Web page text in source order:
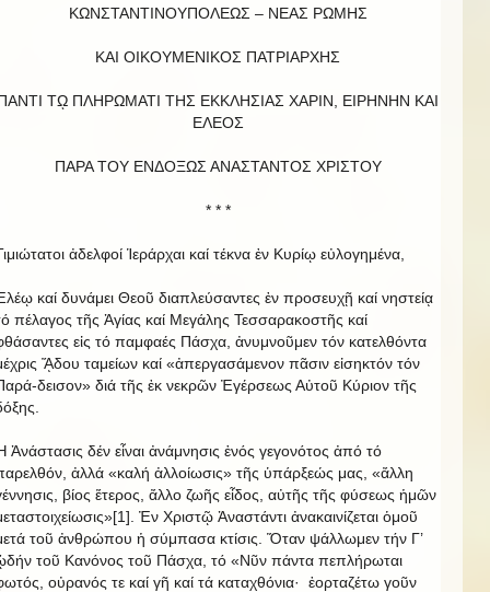
ΚΩΝΣΤΑΝΤΙΝΟΥΠΟΛΕΩΣ – ΝΕΑΣ ΡΩΜΗΣ
ΚΑΙ ΟΙΚΟΥΜΕΝΙΚΟΣ ΠΑΤΡΙΑΡΧΗΣ
Τῼ ΠΛΗΡΩΜΑΤΙ ΤΗΣ ΕΚΚΛΗΣΙΑΣ ΧΑΡΙΝ, ΕΙΡΗΝΗΝ ΚΑΙ
EΛΕΟΣ
ΠΑΡΑ ΤΟΥ ΕΝΔΟΞΩΣ ΑΝΑΣΤΑΝΤΟΣ ΧΡΙΣΤΟΥ
* * *
ἀδελφοί Ἱεράρχαι καί τέκνα ἐν Κυρίῳ εὐλογημένα,
καί δυνάμει Θεοῦ διαπλεύσαντες ἐν προσευχῇ καί νηστείᾳ
πέλαγος τῆς Ἁγίας καί Μεγάλης Τεσσαρακοστῆς καί
εἰς τό παμφαές Πάσχα, ἀνυμνοῦμεν τόν κατελθόντα
ᾍδου ταμείων καί «ἀπεργασάμενον πᾶσιν εἰσηκτόν τόν
δεισον» διά τῆς ἐκ νεκρῶν Ἐγέρσεως Αὐτοῦ Κύριον τῆς
Ἀνάστασις δέν εἶναι ἀνάμνησις ἑνός γεγονότος ἀπό τό
ἀλλά «καλή ἀλλοίωσις» τῆς ὑπάρξεώς μας, «ἄλλη
βίος ἕτερος, ἄλλο ζωῆς εἶδος, αὐτῆς τῆς φύσεως ἡμῶν
Ἐν Χριστῷ Ἀναστάντι ἀνακαινίζεται ὁμοῦ
τοῦ ἀνθρώπου ἡ σύμπασα κτίσις. Ὅταν ψάλλωμεν τήν Γ’
τοῦ Κανόνος τοῦ Πάσχα, τό «Νῦν πάντα πεπλήρωται
οὐρανός τε καί γῆ καί τά καταχθόνια·
ἑορταζέτω γοῦν